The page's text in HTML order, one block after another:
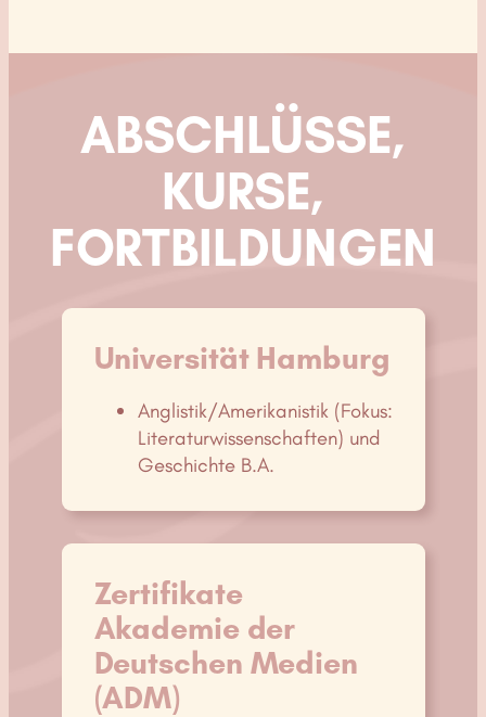
ABSCHLÜSSE,
KURSE,
FORTBILDUNGEN
Universität Hamburg
Anglistik/Amerikanistik (Fokus:
Literaturwissenschaften) und
Geschichte B.A.
Zertifikate
Akademie der
Deutschen Medien
(ADM)